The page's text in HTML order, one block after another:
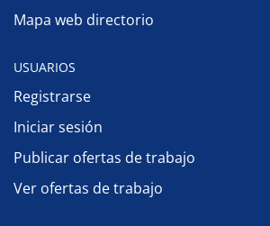
Mapa web directorio
USUARIOS
Registrarse
Iniciar sesión
Publicar ofertas de trabajo
Ver ofertas de trabajo